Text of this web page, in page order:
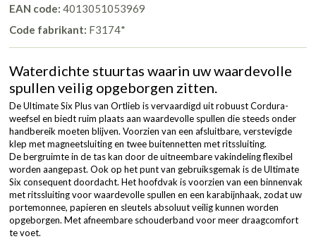
EAN code: 4013051053969
Code fabrikant: F3174*
Waterdichte stuurtas waarin uw waardevolle
spullen veilig opgeborgen zitten.
De Ultimate Six Plus van Ortlieb is vervaardigd uit robuust Cordura-
weefsel en biedt ruim plaats aan waardevolle spullen die steeds onder
handbereik moeten blijven. Voorzien van een afsluitbare, verstevigde
klep met magneetsluiting en twee buitennetten met ritssluiting.
De bergruimte in de tas kan door de uitneembare vakindeling flexibel
worden aangepast. Ook op het punt van gebruiksgemak is de Ultimate
Six consequent doordacht. Het hoofdvak is voorzien van een binnenvak
met ritssluiting voor waardevolle spullen en een karabijnhaak, zodat uw
portemonnee, papieren en sleutels absoluut veilig kunnen worden
opgeborgen. Met afneembare schouderband voor meer draagcomfort
te voet.